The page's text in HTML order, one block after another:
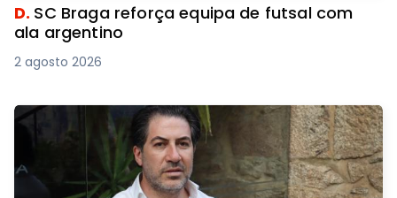
D. SC Braga reforça equipa de futsal com
ala argentino
2 agosto 2026